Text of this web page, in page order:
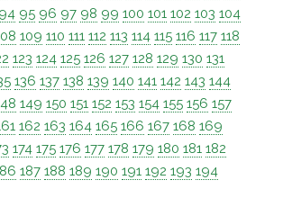
94 95 96 97 98 99 100 101 102 103 104
109 110 111 112 113 114 115 116 117 118
123 124 125 126 127 128 129 130 131
136 137 138 139 140 141 142 143 144
149 150 151 152 153 154 155 156 157
162 163 164 165 166 167 168 169
174 175 176 177 178 179 180 181 182
187 188 189 190 191 192 193 194